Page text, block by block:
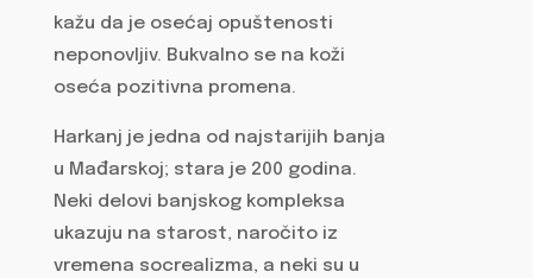
kažu da je osećaj opuštenosti
neponovljiv. Bukvalno se na koži
oseća pozitivna promena.
Harkanj je jedna od najstarijih banja
u Mađarskoj; stara je 200 godina.
Neki delovi banjskog kompleksa
ukazuju na starost, naročito iz
vremena socrealizma, a neki su u